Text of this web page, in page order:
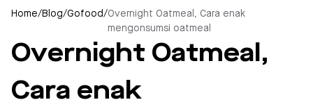
Home/Blog/Gofood/Overnight Oatmeal, Cara enak
mengonsumsi oatmeal
Overnight Oatmeal,
Cara enak